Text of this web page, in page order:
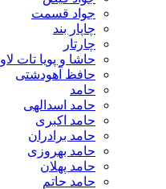
جواد قسمت
چاپار بند
چارتار
حاشا و پویا تات لاو
حافظ آهودشتی
حامد
حامد اسدالهی
حامد اکبری
حامد برادران
حامد بهروزی
حامد پهلان
حامد حاتم